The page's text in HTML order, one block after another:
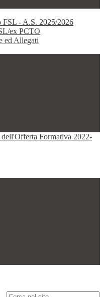
FSL - A.S. 2025/2026
ex PCTO
ed Allegati
Formativa 2022-